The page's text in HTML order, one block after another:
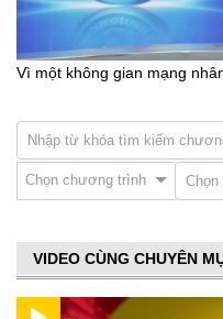
Vì một không gian mạng
Chọn chương trình
VIDEO CÙNG CHUYÊN